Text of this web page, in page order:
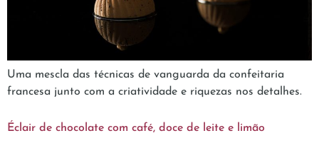
Uma mescla das técnicas de vanguarda da confeitaria
francesa junto com a criatividade e riquezas nos detalhes.
Éclair de chocolate com café, doce de leite e limão